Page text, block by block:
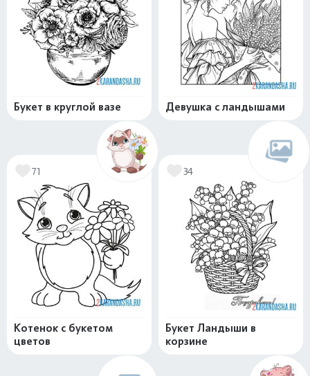
Букет в круглой вазе Девушка с ландышами
71
Котенок с букетом
цветов
34
Букет Ландыши в
корзине